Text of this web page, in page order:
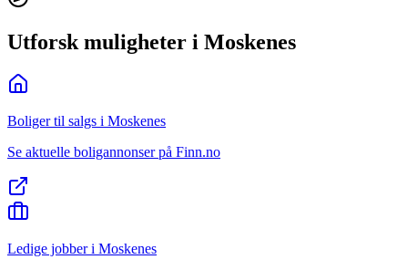
Utforsk muligheter i Moskenes
Boliger til salgs i Moskenes
Se aktuelle boligannonser på Finn.no
Ledige jobber i Moskenes